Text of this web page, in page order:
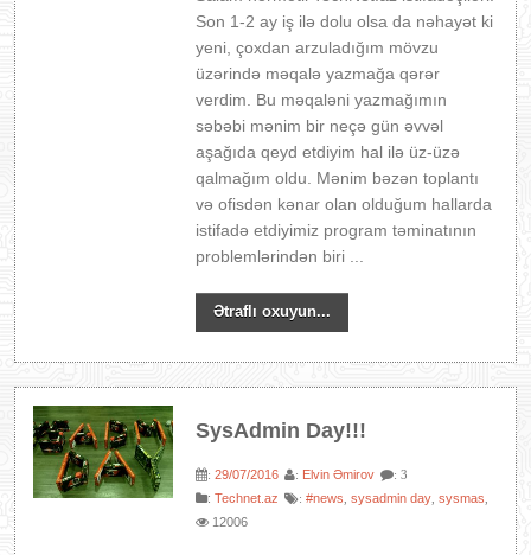
Son 1-2 ay iş ilə dolu olsa da nəhayət ki
yeni, çoxdan arzuladığım mövzu
üzərində məqalə yazmağa qərər
verdim. Bu məqaləni yazmağımın
səbəbi mənim bir neçə gün əvvəl
aşağıda qeyd etdiyim hal ilə üz-üzə
qalmağım oldu. Mənim bəzən toplantı
və ofisdən kənar olan olduğum hallarda
istifadə etdiyimiz program təminatının
problemlərindən biri ...
Ətraflı oxuyun...
SysAdmin Day!!!
:29/07/2016 : Elvin Əmirov : 3
:Technet.az :#news ,sysadmin day ,sysmas
12006